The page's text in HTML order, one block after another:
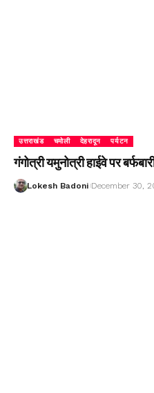
उत्तराखंड चमोली देहरादून पर्यटन
गंगोत्री यमुनोत्री हाईवे पर
Lokesh Badoni December 30,